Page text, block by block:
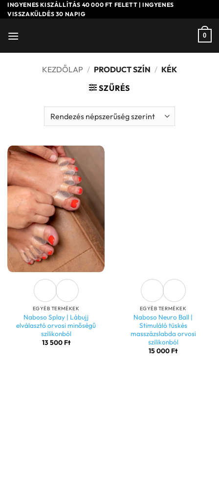
Skip
to
INGYENES KISZÁLLÍTÁS 40 000 FT FELETT | INGYENES
VISSZAKÜLDÉS 30 NAPIG
0
KEZDŐLAP / PRODUCT SZÍN / KÉK
SZŰRÉS
EGYÉB TERMÉKEK
Naboso Splay | Lábujj
elválasztó orvosi minőségű
szilikonból
13 500 Ft
EGYÉB TERMÉKEK
Naboso Neuro Ball |
Stimuláló tüskés
masszázslabda orvosi
szilikonból
15 000 Ft